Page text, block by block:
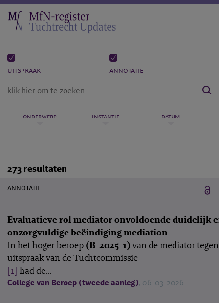
uitspraak annotatie
onderwerp instantie datum
273 resultaten
annotatie
Evaluatieve rol mediator onvoldoende duidelijk
onzorgvuldige beëindiging mediation
In het hoger beroep (B-2025-1) van de mediator
uitspraak van de Tuchtcommissie
[1] had de...
College van Beroep (tweede aanleg), 06-03-2026